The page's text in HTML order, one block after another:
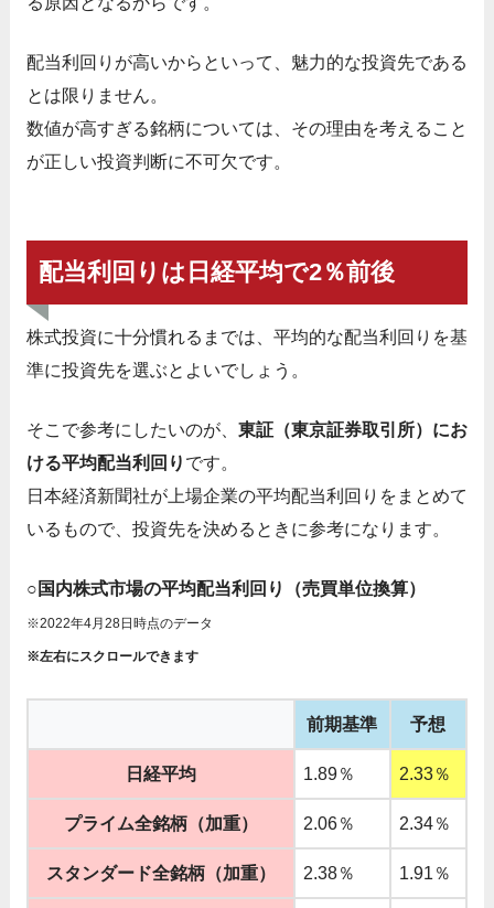
配当利回りが高いからといって、魅力的な投資先である
とは限りません。
数値が高すぎる銘柄については、その理由を考えること
が正しい投資判断に不可欠です。
配当利回りは日経平均で2％前後
株式投資に十分慣れるまでは、平均的な配当利回りを基
準に投資先を選ぶとよいでしょう。
そこで参考にしたいのが、 東証（東京証券取引所）にお
ける平均配当利回り です。
日本経済新聞社が上場企業の平均配当利回りをまとめて
いるもので、投資先を決めるときに参考になります。
○国内株式市場の平均配当利回り（売買単位換算）
※2022年4月28日時点のデータ
※左右にスクロールできます
前期基準 予想
日経平均 1.89％ 2.33％
プライム全銘柄（加重） 2.06％ 2.34％
スタンダード全銘柄（加重） 2.38％ 1.91％